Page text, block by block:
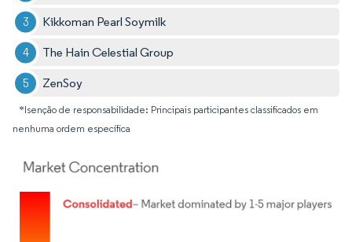
Kikkoman Pearl Soymilk
The Hain Celestial Group
ZenSoy
*Isenção de responsabilidade: Principais participantes classificados em
nenhuma ordem específica